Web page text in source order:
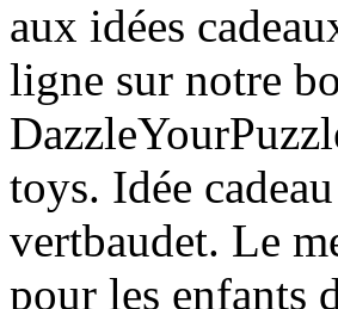
aux idées
ligne sur notre
toys. Idée
vertbaudet. Le
pour les enfants